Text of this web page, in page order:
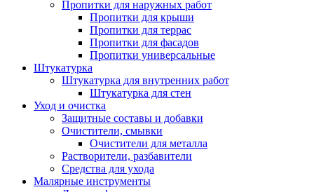
Пропитки для наружных работ
Пропитки для крыши
Пропитки для террас
Пропитки для фасадов
Пропитки универсальные
Штукатурка
Штукатурка для внутренних работ
Штукатурка для стен
Уход и очистка
Защитные составы и добавки
Очистители, смывки
Очистители для металла
Растворители, разбавители
Средства для ухода
Малярные инструменты